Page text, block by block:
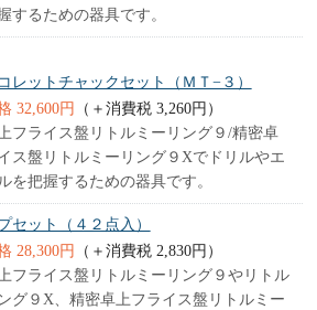
するための器具です。
レットチャックセット（ＭＴ−３）
32,600円
（＋消費税 3,260円）
フライス盤リトルミーリング９/精密卓
ス盤リトルミーリング９Xでドリルやエ
を把握するための器具です。
セット（４２点入）
28,300円
（＋消費税 2,830円）
フライス盤リトルミーリング９やリトル
グ９X、精密卓上フライス盤リトルミー